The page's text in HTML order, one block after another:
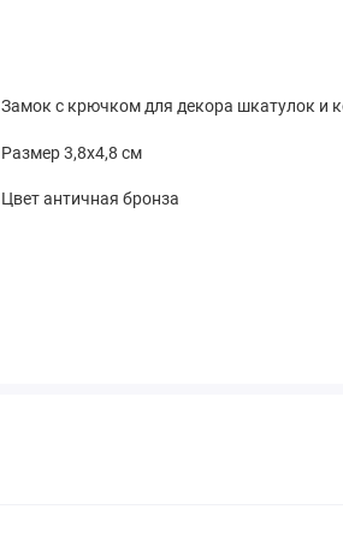
Замок с крючком для декора шкатулок и
Размер 3,8х4,8 см
Цвет античная бронза